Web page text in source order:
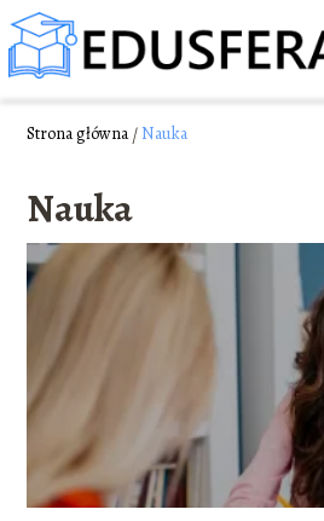
Strona główna/Nauka
Nauka